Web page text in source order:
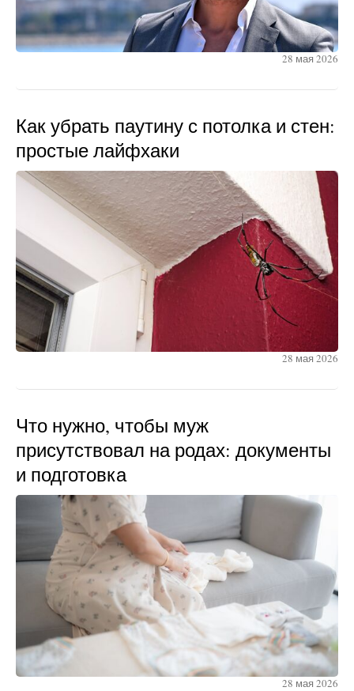
28 мая 2026
Как убрать паутину с потолка и стен:
простые лайфхаки
28 мая 2026
Что нужно, чтобы муж
присутствовал на родах: документы
и подготовка
28 мая 2026